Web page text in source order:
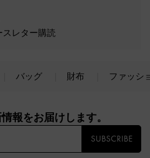
レター購読
バッグ 財布 ファッシ
報をお届けします。​
SUBSCRIBE